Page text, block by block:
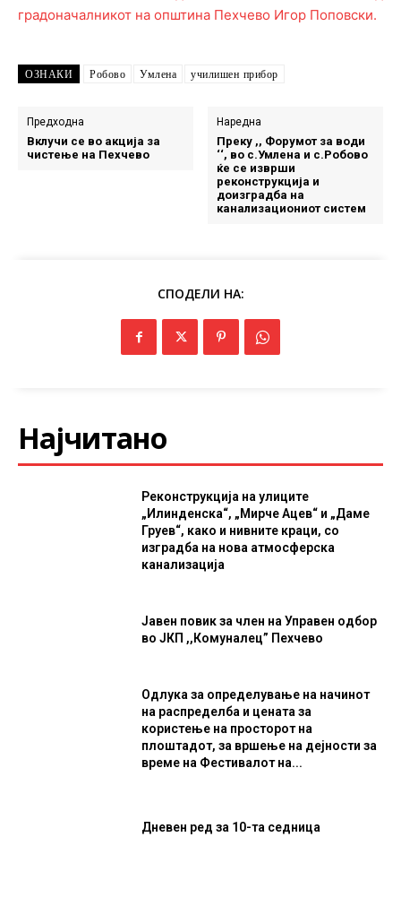
ОЗНАКИ Робово Умлена училишен прибор
Предходна
Вклучи се во акција за
чистење на Пехчево
Наредна
Преку ,, Форумот за води
‘‘, во с.Умлена и с.Робово
ќе се изврши
реконструкција и
доизградба на
канализациониот систем
СПОДЕЛИ НА:
Најчитано
Реконструкција на улиците
„Илинденска“, „Мирче Ацев“ и „Даме
Груев“, како и нивните краци, со
изградба на нова атмосферска
канализација
Јавен повик за член на Управен одбор
во ЈКП ,,Комуналец” Пехчево
Одлука за определување на начинот
на распределба и цената за
користење на просторот на
плоштадот, за вршење на дејности за
време на Фестивалот на...
Дневен ред за 10-та седница